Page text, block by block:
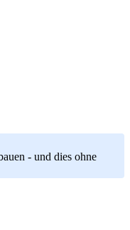
- und dies ohne